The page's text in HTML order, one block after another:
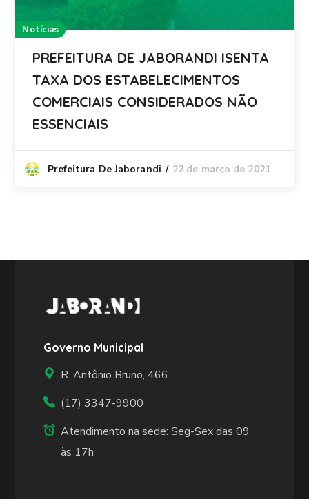
Notícias
PREFEITURA DE JABORANDI ISENTA
TAXA DOS ESTABELECIMENTOS
COMERCIAIS CONSIDERADOS NÃO
ESSENCIAIS
Prefeitura De Jaborandi 22 de março de 2021
Governo Municipal
R. Antônio Bruno, 466
(17) 3347-9900
Atendimento na sede: Seg-Sex das 09
às 17h